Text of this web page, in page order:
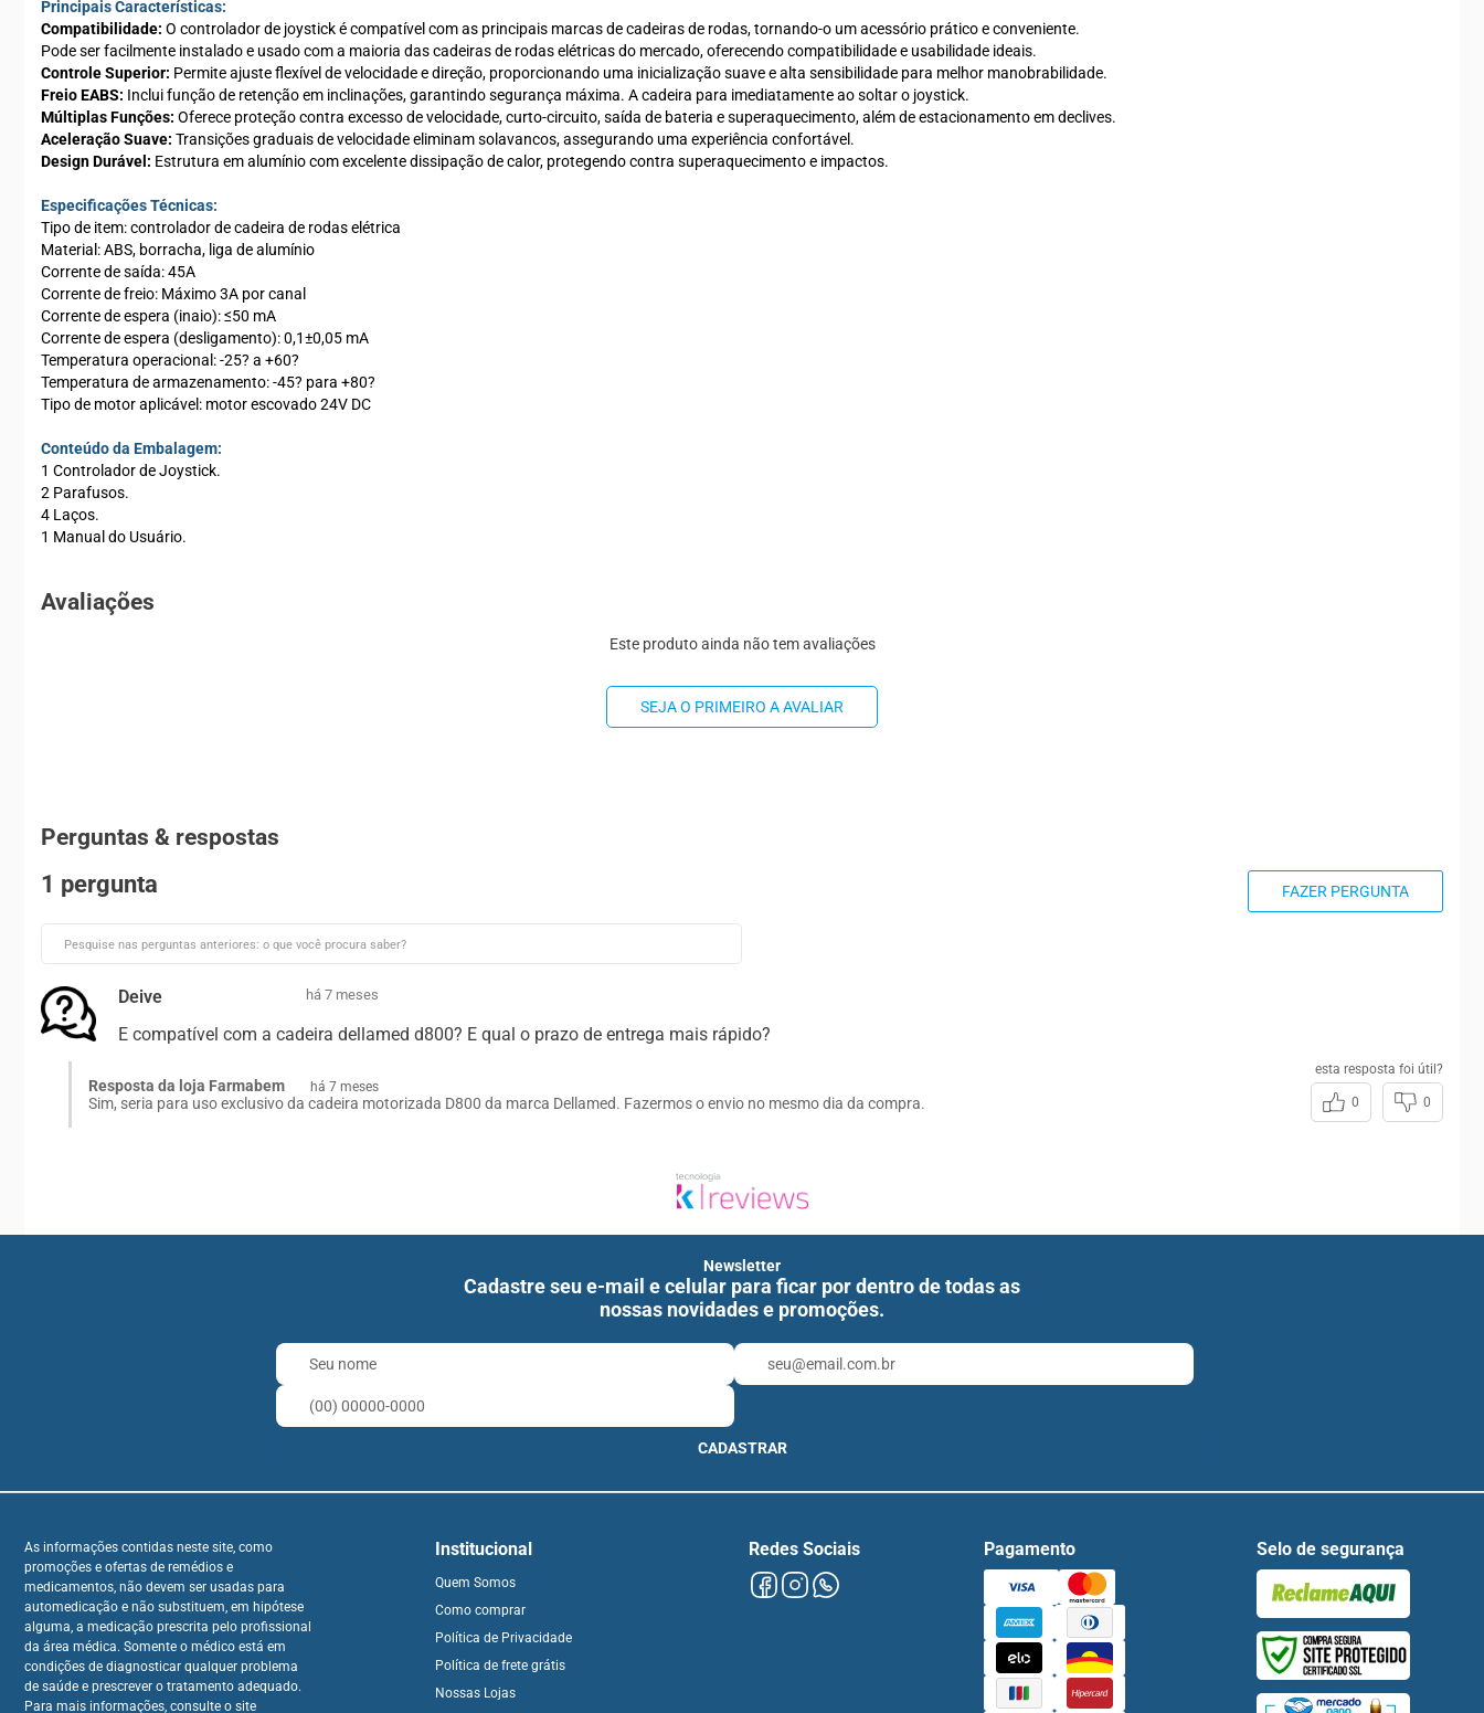
Principais Características:
Compatibilidade: O controlador de joystick é compatível com as principais marcas de cadeiras de rodas, tornando-o um acessório prático e conveniente.
Pode ser facilmente instalado e usado com a maioria das cadeiras de rodas elétricas do mercado, oferecendo compatibilidade e usabilidade ideais.
Controle Superior: Permite ajuste flexível de velocidade e direção, proporcionando uma inicialização suave e alta sensibilidade para melhor manobrabilidade.
Freio EABS: Inclui função de retenção em inclinações, garantindo segurança máxima. A cadeira para imediatamente ao soltar o joystick.
Múltiplas Funções: Oferece proteção contra excesso de velocidade, curto-circuito, saída de bateria e superaquecimento, além de estacionamento em declives.
Aceleração Suave: Transições graduais de velocidade eliminam solavancos, assegurando uma experiência confortável.
Design Durável: Estrutura em alumínio com excelente dissipação de calor, protegendo contra superaquecimento e impactos.
Especificações Técnicas:
Tipo de item: controlador de cadeira de rodas elétrica
Material: ABS, borracha, liga de alumínio
Corrente de saída: 45A
Corrente de freio: Máximo 3A por canal
Corrente de espera (inaio): ≤50 mA
Corrente de espera (desligamento): 0,1±0,05 mA
Temperatura operacional: -25? a +60?
Temperatura de armazenamento: -45? para +80?
Tipo de motor aplicável: motor escovado 24V DC
Conteúdo da Embalagem:
1 Controlador de Joystick.
2 Parafusos.
4 Laços.
1 Manual do Usuário.
Avaliações
Este produto ainda não tem avaliações
SEJA O PRIMEIRO A AVALIAR
Perguntas & respostas
1 pergunta FAZER PERGUNTA
Deive há 7 meses
E compatível com a cadeira dellamed d800? E qual o prazo de entrega mais rápido?
Resposta da loja Farmabem há 7 meses
Sim, seria para uso exclusivo da cadeira motorizada D800 da marca Dellamed. Fazermos o envio no mesmo dia da compra.
esta resposta foi útil?
0 0
Newsletter
Cadastre seu e-mail e celular para ficar por dentro de todas as
nossas novidades e promoções.
CADASTRAR
As informações contidas neste site, como
promoções e ofertas de remédios e
medicamentos, não devem ser usadas para
automedicação e não substituem, em hipótese
alguma, a medicação prescrita pelo profissional
da área médica. Somente o médico está em
condições de diagnosticar qualquer problema
de saúde e prescrever o tratamento adequado.
Para mais informações, consulte o site
Institucional
Quem Somos
Como comprar
Política de Privacidade
Política de frete grátis
Nossas Lojas
Redes Sociais Pagamento Selo de segurança